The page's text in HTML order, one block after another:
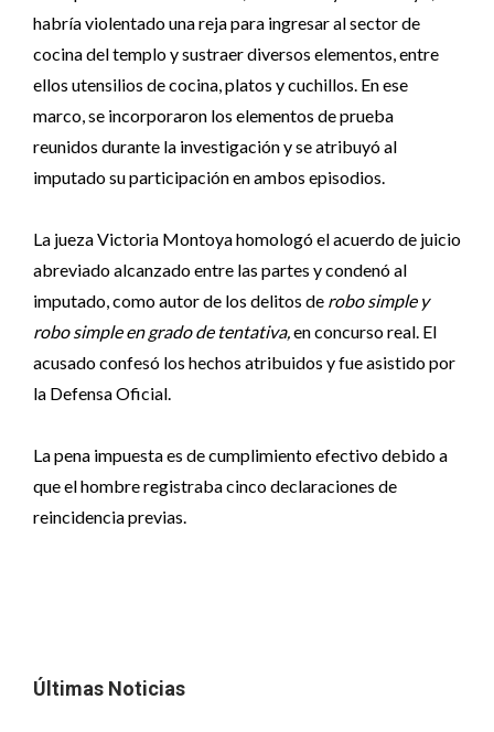
habría violentado una reja para ingresar al sector de
cocina del templo y sustraer diversos elementos, entre
ellos utensilios de cocina, platos y cuchillos. En ese
marco, se incorporaron los elementos de prueba
reunidos durante la investigación y se atribuyó al
imputado su participación en ambos episodios.
La jueza Victoria Montoya homologó el acuerdo de juicio
abreviado alcanzado entre las partes y condenó al
imputado, como autor de los delitos de robo simple y
robo simple en grado de tentativa,en concurso real. El
acusado confesó los hechos atribuidos y fue asistido por
la Defensa Oficial.
La pena impuesta es de cumplimiento efectivo debido a
que el hombre registraba cinco declaraciones de
reincidencia previas.
Últimas Noticias